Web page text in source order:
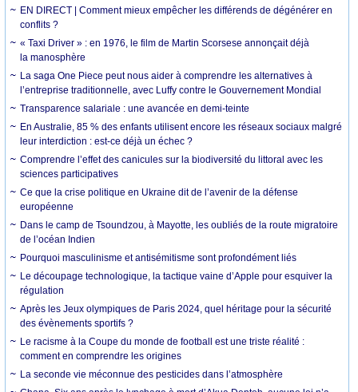
EN DIRECT | Comment mieux empêcher les différends de dégénérer en
conflits ?
« Taxi Driver » : en 1976, le film de Martin Scorsese annonçait déjà
la manosphère
La saga One Piece peut nous aider à comprendre les alternatives à
l’entreprise traditionnelle, avec Luffy contre le Gouvernement Mondial
Transparence salariale : une avancée en demi-teinte
En Australie, 85 % des enfants utilisent encore les réseaux sociaux malgré
leur interdiction : est-ce déjà un échec ?
Comprendre l’effet des canicules sur la biodiversité du littoral avec les
sciences participatives
Ce que la crise politique en Ukraine dit de l’avenir de la défense
européenne
Dans le camp de Tsoundzou, à Mayotte, les oubliés de la route migratoire
de l’océan Indien
Pourquoi masculinisme et antisémitisme sont profondément liés
Le découpage technologique, la tactique vaine d’Apple pour esquiver la
régulation
Après les Jeux olympiques de Paris 2024, quel héritage pour la sécurité
des évènements sportifs ?
Le racisme à la Coupe du monde de football est une triste réalité :
comment en comprendre les origines
La seconde vie méconnue des pesticides dans l’atmosphère